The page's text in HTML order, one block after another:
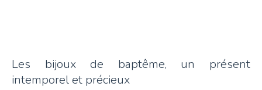
Les bijoux de baptême, un présent
intemporel et précieux